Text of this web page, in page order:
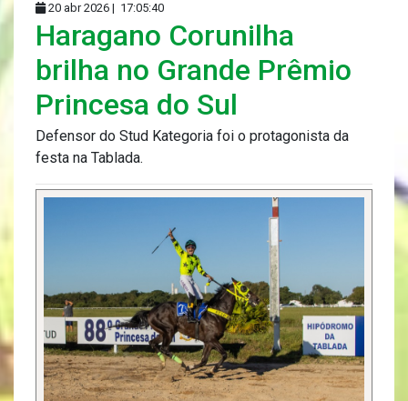
20 abr 2026 | 17:05:40
Haragano Corunilha
brilha no Grande Prêmio
Princesa do Sul
Defensor do Stud Kategoria foi o protagonista da
festa na Tablada.